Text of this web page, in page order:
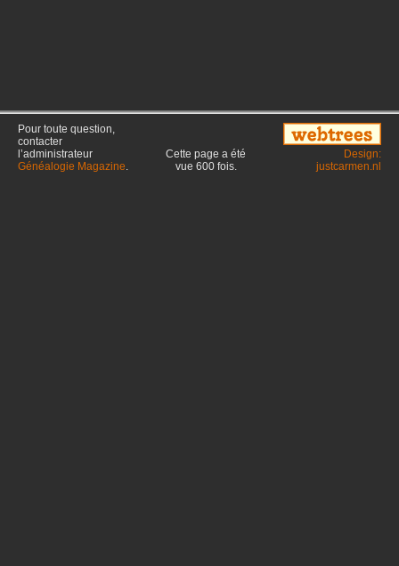
Pour toute question,
contacter
l’administrateur
Généalogie Magazine.
Cette page a été
vue 600fois.
Design:
justcarmen.nl